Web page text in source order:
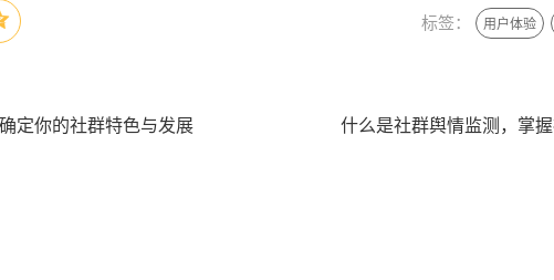
标签： 用户体验
定你的社群特色与发展
什么是社群舆情监测，掌